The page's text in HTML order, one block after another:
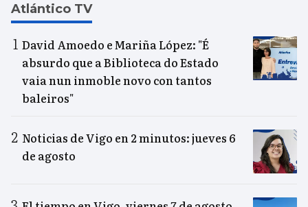
Atlántico TV
David Amoedo e Mariña López: "É
absurdo que a Biblioteca do Estado
vaia nun inmoble novo con tantos
baleiros"
Noticias de Vigo en 2 minutos: jueves 6
de agosto